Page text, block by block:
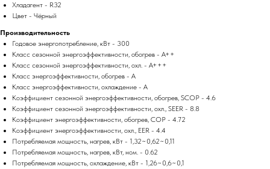
Хладагент - R32
Цвет - Чёрный
Производительность
Годовое энергопотребление, кВт - 300
Класс сезонной энергоэффективности, обогрев - A++
Класс сезонной энергоэффективности, охл. - A+++
Класс энергоэффективности, обогрев - A
Класс энергоэффективности, охлаждение - A
Коэффициент сезонной энергоэффективности, обогрев, SCOP - 4.6
Коэффициент сезонной энергоэффективности, охл., SEER - 8.8
Коэффициент энергоэффективности, обогрев, COP - 4.72
Коэффициент энергоэффективности, охл., EER - 4.4
Потребляемая мощность, нагрев, кВт - 1,32~0,62~0,11
Потребляемая мощность, нагрев, кВт, ном. - 0.62
Потребляемая мощность, охлаждение, кВт - 1,26~0,6~0,1